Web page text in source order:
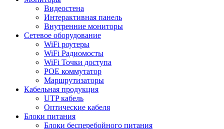
Видеостена
Интерактивная панель
Внутренние мониторы
Сетевое оборудование
WiFi роутеры
WiFi Радиомосты
WiFi Точки доступа
POE коммутатор
Маршрутизаторы
Кабельная продукция
UTP кабель
Оптические кабеля
Блоки питания
Блоки бесперебойного питания